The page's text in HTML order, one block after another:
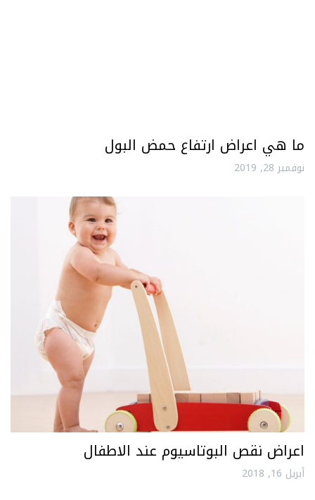
ما هي اعراض ارتفاع حمض البول
نوفمبر 28, 2019
اعراض نقص البوتاسيوم عند الاطفال
أبريل 16, 2018